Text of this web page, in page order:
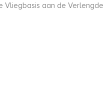
Vliegbasis aan de